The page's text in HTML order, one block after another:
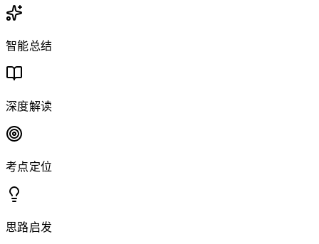
智能总结
深度解读
考点定位
思路启发